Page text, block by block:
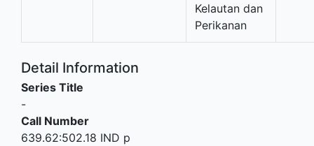
Kelautan dan
Perikanan
Detail Information
Series Title
-
Call Number
639.62:502.18 IND p